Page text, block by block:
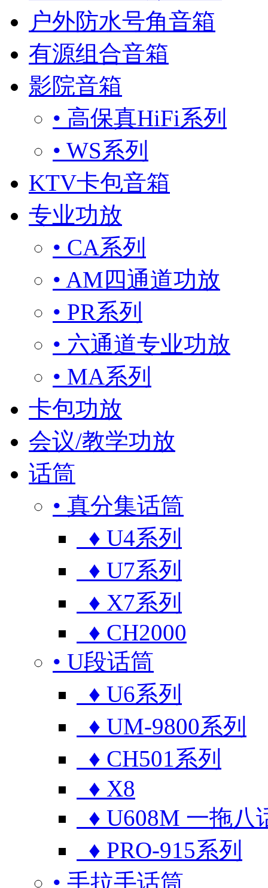
户外防水号角音箱
有源组合音箱
影院音箱
• 高保真HiFi系列
• WS系列
KTV卡包音箱
专业功放
• CA系列
• AM四通道功放
• PR系列
• 六通道专业功放
• MA系列
卡包功放
会议/教学功放
话筒
• 真分集话筒
♦ U4系列
♦ U7系列
♦ X7系列
♦ CH2000
• U段话筒
♦ U6系列
♦ UM-9800系列
♦ CH501系列
♦ X8
♦ U608M 一拖八
♦ PRO-915系列
• 手拉手话筒